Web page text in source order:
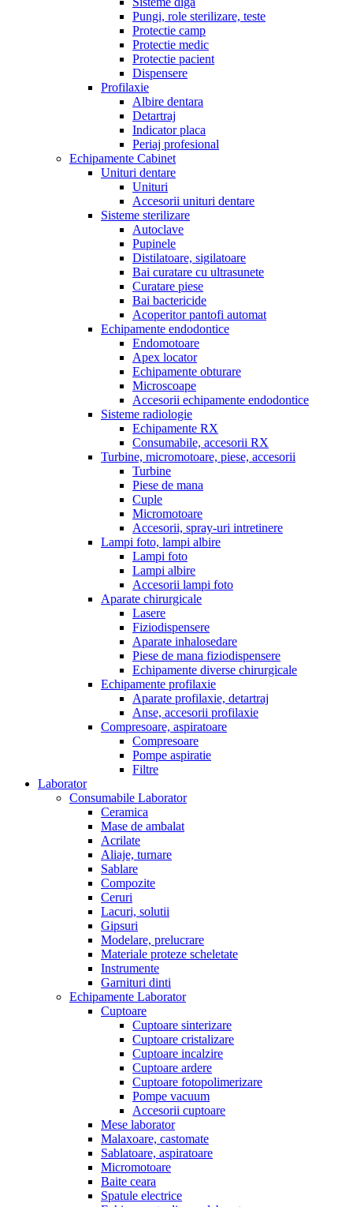
Pungi, role sterilizare, teste
Protectie camp
Protectie medic
Protectie pacient
Dispensere
Profilaxie
Albire dentara
Detartraj
Indicator placa
Periaj profesional
Echipamente Cabinet
Unituri dentare
Unituri
Accesorii unituri dentare
Sisteme sterilizare
Autoclave
Pupinele
Distilatoare, sigilatoare
Bai curatare cu ultrasunete
Curatare piese
Bai bactericide
Acoperitor pantofi automat
Echipamente endodontice
Endomotoare
Apex locator
Echipamente obturare
Microscoape
Accesorii echipamente endodontice
Sisteme radiologie
Echipamente RX
Consumabile, accesorii RX
Turbine, micromotoare, piese, accesorii
Turbine
Piese de mana
Cuple
Micromotoare
Accesorii, spray-uri intretinere
Lampi foto, lampi albire
Lampi foto
Lampi albire
Accesorii lampi foto
Aparate chirurgicale
Lasere
Fiziodispensere
Aparate inhalosedare
Piese de mana fiziodispensere
Echipamente diverse chirurgicale
Echipamente profilaxie
Aparate profilaxie, detartraj
Anse, accesorii profilaxie
Compresoare, aspiratoare
Compresoare
Pompe aspiratie
Filtre
Laborator
Consumabile Laborator
Ceramica
Mase de ambalat
Acrilate
Aliaje, turnare
Sablare
Compozite
Ceruri
Lacuri, solutii
Gipsuri
Modelare, prelucrare
Materiale proteze scheletate
Instrumente
Garnituri dinti
Echipamente Laborator
Cuptoare
Cuptoare sinterizare
Cuptoare cristalizare
Cuptoare incalzire
Cuptoare ardere
Cuptoare fotopolimerizare
Pompe vacuum
Accesorii cuptoare
Mese laborator
Malaxoare, castomate
Sablatoare, aspiratoare
Micromotoare
Baite ceara
Spatule electrice